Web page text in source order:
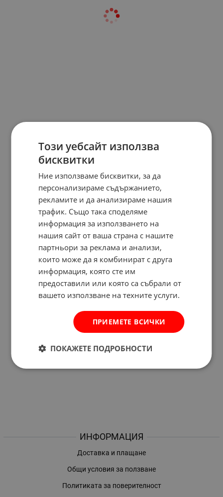
ИНФОРМАЦИЯ
Доставка и плащане
Общи условия за ползване
Политиката за поверителност
Този уебсайт използва
бисквитки
Ние използваме бисквитки, за да
персонализираме съдържанието,
рекламите и да анализираме нашия
трафик. Също така споделяме
информация за използването на
нашия сайт от ваша страна с нашите
партньори за реклама и анализи,
които може да я комбинират с друга
информация, която сте им
предоставили или която са събрали от
вашето използване на техните услуги.
ПРИЕМЕТЕ ВСИЧКИ
ПОКАЖЕТЕ ПОДРОБНОСТИ